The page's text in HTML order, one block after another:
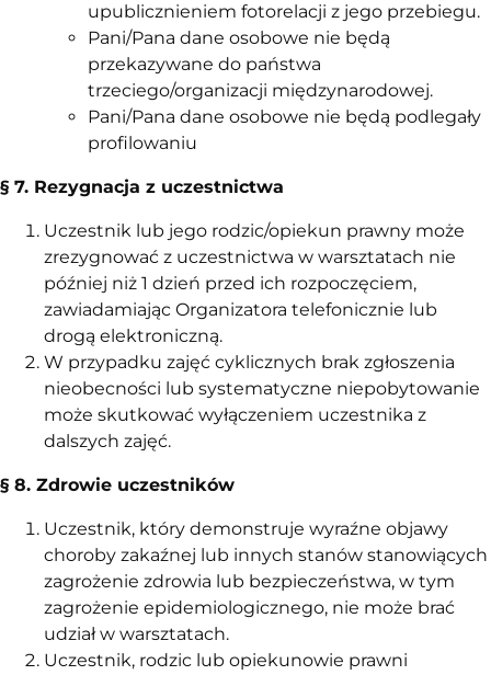
upublicznieniem fotorelacji z jego przebiegu.
Pani/Pana dane osobowe nie będą
przekazywane do państwa
trzeciego/organizacji międzynarodowej.
Pani/Pana dane osobowe nie będą podlegały
profilowaniu
§ 7. Rezygnacja z uczestnictwa
Uczestnik lub jego rodzic/opiekun prawny może
zrezygnować z uczestnictwa w warsztatach nie
później niż 1 dzień przed ich rozpoczęciem,
zawiadamiając Organizatora telefonicznie lub
drogą elektroniczną.
W przypadku zajęć cyklicznych brak zgłoszenia
nieobecności lub systematyczne niepobytowanie
może skutkować wyłączeniem uczestnika z
dalszych zajęć.
§ 8. Zdrowie uczestników
Uczestnik, który demonstruje wyraźne objawy
choroby zakaźnej lub innych stanów stanowiących
zagrożenie zdrowia lub bezpieczeństwa, w tym
zagrożenie epidemiologicznego, nie może brać
udział w warsztatach.
Uczestnik, rodzic lub opiekunowie prawni